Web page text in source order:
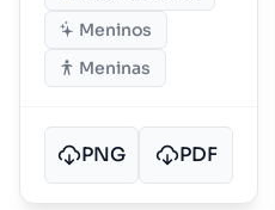
Meninos
Meninas
PNG PDF